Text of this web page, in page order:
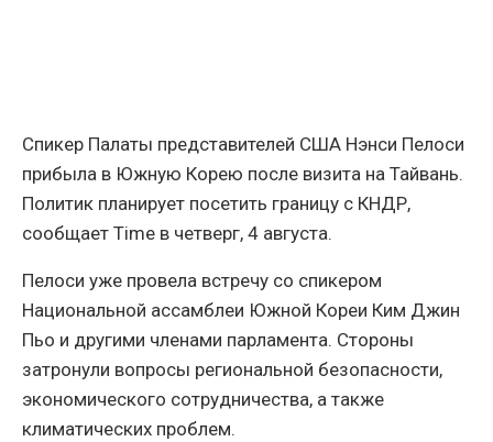
Спикер Палаты представителей США Нэнси Пелоси
прибыла в Южную Корею после визита на Тайвань.
Политик планирует посетить границу с КНДР,
сообщает Time в четверг, 4 августа.
Пелоси уже провела встречу со спикером
Национальной ассамблеи Южной Кореи Ким Джин
Пьо и другими членами парламента. Стороны
затронули вопросы региональной безопасности,
экономического сотрудничества, а также
климатических проблем.